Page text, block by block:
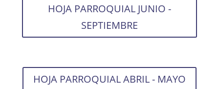
HOJA PARROQUIAL JUNIO -
SEPTIEMBRE
HOJA PARROQUIAL ABRIL - MAYO